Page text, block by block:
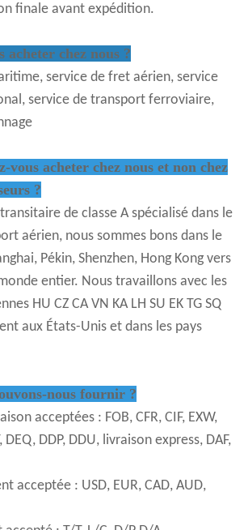
finale avant expédition.
acheter chez nous ?
service de fret aérien, service
service de transport ferroviaire,
vous acheter chez nous et non chez
?
de classe A spécialisé dans le
aérien, nous sommes bons dans le
Pékin, Shenzhen, Hong Kong vers
entier. Nous travaillons avec les
HU CZ CA VN KA LH SU EK TG SQ
aux États-Unis et dans les pays
nous fournir ?
acceptées : FOB, CFR, CIF, EXW,
DEQ, DDP, DDU, livraison express, DAF,
acceptée : USD, EUR, CAD, AUD,